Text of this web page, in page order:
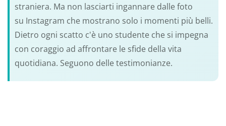
straniera. Ma non lasciarti ingannare dalle foto
su Instagram che mostrano solo i momenti più belli.
Dietro ogni scatto c'è uno studente che si impegna
con coraggio ad affrontare le sfide della vita
quotidiana. Seguono delle testimonianze.